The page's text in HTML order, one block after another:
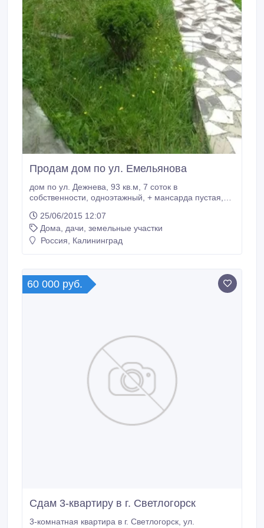
Продам дом по ул. Емельянова
дом по ул. Дежнева, 93 кв.м, 7 соток в
собственности, одноэтажный, + мансарда пустая,
газ/отопление, полы с подогревом, плитка, ламинат,
ст/пакеты, косметический ремонт, гараж, сад,
ориентир ул. Емельянова (магазин 7-Континент),
25/06/2015 12:07
Дома, дачи, земельные участки
Россия, Калининград
60 000 руб.
Сдам 3-квартиру в г. Светлогорск
3-комнатная квартира в г. Светлогорск, ул.